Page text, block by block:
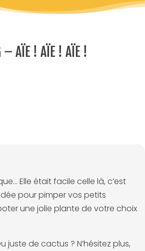
– AÏE ! AÏE ! AÏE !
Elle était facile celle là, c’est
pour pimper vos petits
une jolie plante de votre choix
juste de cactus ? N’hésitez plus,